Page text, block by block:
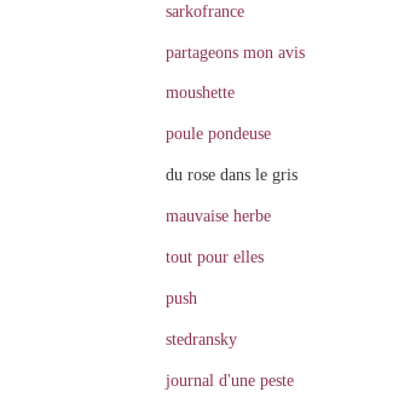
sarkofrance
partageons mon avis
moushette
poule pondeuse
du rose dans le gris
mauvaise herbe
tout pour elles
push
stedransky
journal d'une peste